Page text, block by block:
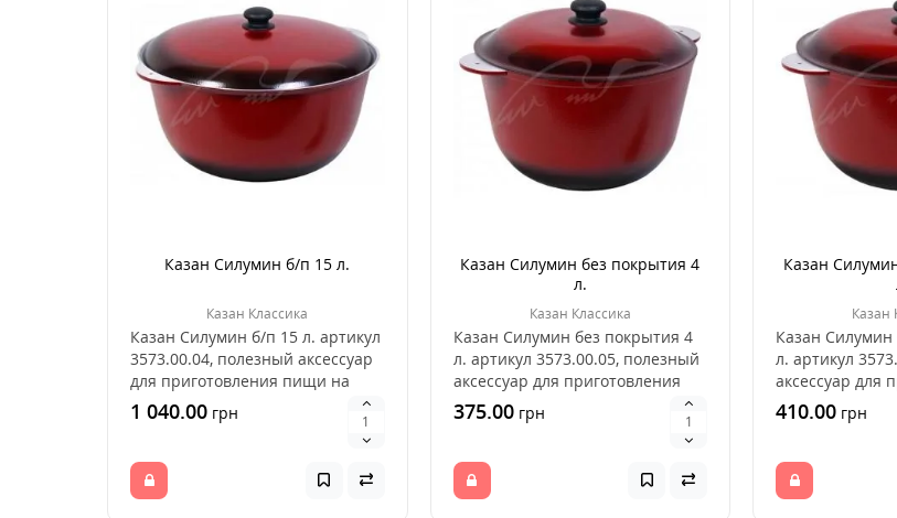
Казан Силумин б/п 15 л.
Казан Классика
Казан Силумин б/п 15 л. артикул
3573.00.04, полезный аксессуар
для приготовления пищи на
открытом ог..
1 040.00 грн
Казан Силумин без покрытия 4
л.
Казан Классика
Казан Силумин без покрытия 4
л. артикул 3573.00.05, полезный
аксессуар для приготовления
пищи на отк..
375.00грн
Казан
Казан
Казан
л. артикул
аксессуар для
пищи на отк..
410.00 грн